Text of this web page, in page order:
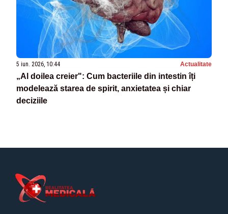
5 iun. 2026, 10:44 Actualitate
„Al doilea creier": Cum bacteriile din intestin îți
modelează starea de spirit, anxietatea și chiar
deciziile